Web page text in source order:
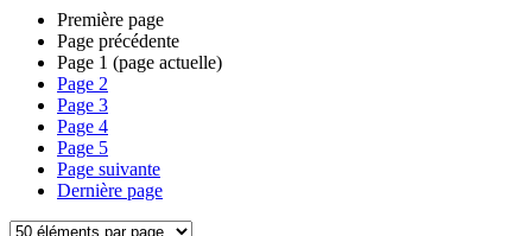
Première page
Page précédente
Page 1 (page actuelle)
Page 2
Page 3
Page 4
Page 5
Page suivante
Dernière page